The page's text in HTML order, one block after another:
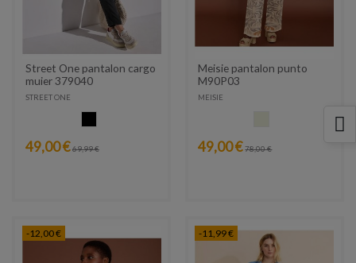
Street One pantalon cargo
mujer 379040
STREET ONE
49,00 €69,99 €
Meisie pantalon punto
M90P03
MEISIE
49,00 € 78,00 €
-12,00 € -11,99 €